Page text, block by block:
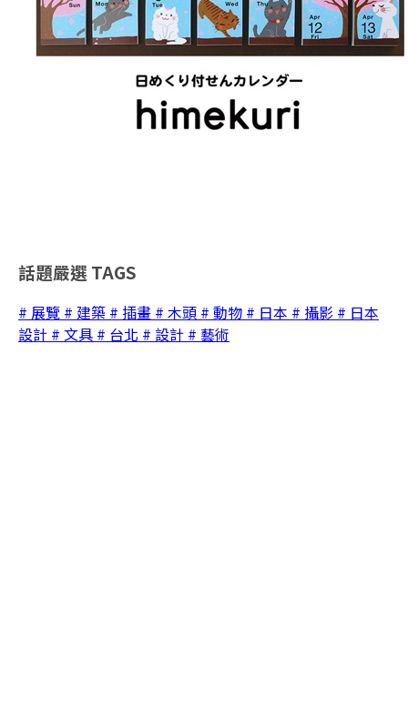
話題嚴選 TAGS
# 展覽 # 建築 # 插畫 # 木頭 # 動物 # 日本 # 攝影 # 日本
設計 # 文具 # 台北 # 設計 # 藝術